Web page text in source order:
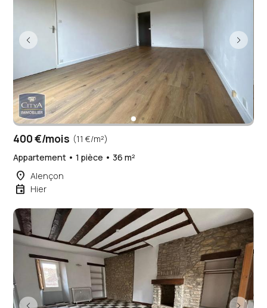
400 €/mois (11 €/m²)
Appartement • 1 pièce • 36 m²
place Alençon
event Hier